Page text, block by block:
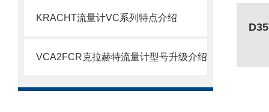
KRACHT流量计VC系列特点介绍
VCA2FCR克拉赫特流量计型号升级介绍